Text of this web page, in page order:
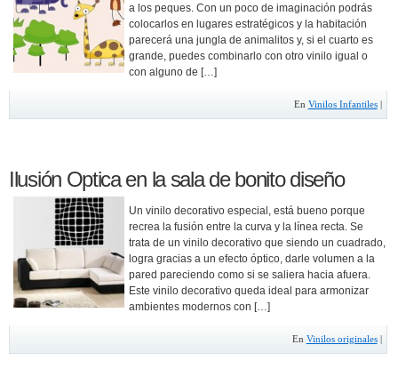
a los peques. Con un poco de imaginación podrás
colocarlos en lugares estratégicos y la habitación
parecerá una jungla de animalitos y, si el cuarto es
grande, puedes combinarlo con otro vinilo igual o
con alguno de […]
En Vinilos Infantiles|
Ilusión Optica en la sala de bonito diseño
Un vinilo decorativo especial, está bueno porque
recrea la fusión entre la curva y la línea recta. Se
trata de un vinilo decorativo que siendo un cuadrado,
logra gracias a un efecto óptico, darle volumen a la
pared pareciendo como si se saliera hacia afuera.
Este vinilo decorativo queda ideal para armonizar
ambientes modernos con […]
En Vinilos originales|